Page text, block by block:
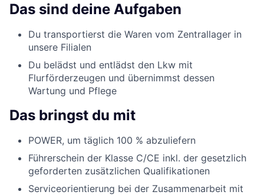
Das sind deine Aufgaben
Du transportierst die Waren vom Zentrallager in
unsere Filialen
Du belädst und entlädst den Lkw mit
Flurförderzeugen und übernimmst dessen
Wartung und Pflege
Das bringst du mit
POWER, um täglich 100 % abzuliefern
Führerschein der Klasse C/CE inkl. der gesetzlich
geforderten zusätzlichen Qualifikationen
Serviceorientierung bei der Zusammenarbeit mit